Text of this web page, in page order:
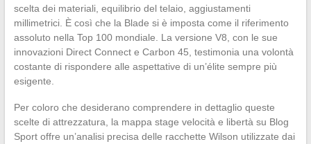
scelta dei materiali, equilibrio del telaio, aggiustamenti
millimetrici. È così che la Blade si è imposta come il riferimento
assoluto nella Top 100 mondiale. La versione V8, con le sue
innovazioni Direct Connect e Carbon 45, testimonia una volontà
costante di rispondere alle aspettative di un’élite sempre più
esigente.
Per coloro che desiderano comprendere in dettaglio queste
scelte di attrezzatura, la mappa stage velocità e libertà su Blog
Sport offre un’analisi precisa delle racchette Wilson utilizzate dai